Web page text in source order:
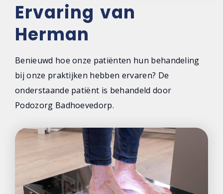
Contact
Ervaring van
Herman
Benieuwd hoe onze patiënten hun behandeling
bij onze praktijken hebben ervaren? De
onderstaande patiënt is behandeld door
Podozorg Badhoevedorp.